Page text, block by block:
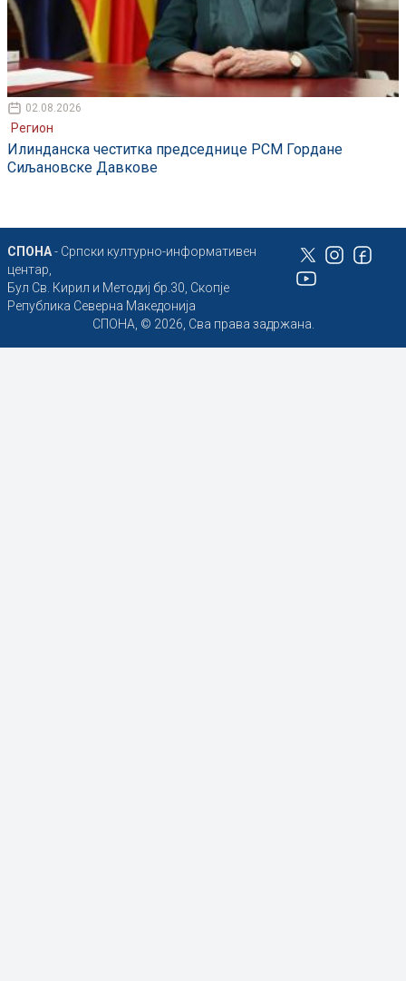
02.08.2026
Регион
Илинданска честитка председнице РСМ Гордане
Сиљановске Давкове
СПОНА- Српски културно-информативен
центар,
Бул Св. Кирил и Методиј бр.30, Скопје
Република Северна Македонија
СПОНА, © 2026, Сва права задржана.